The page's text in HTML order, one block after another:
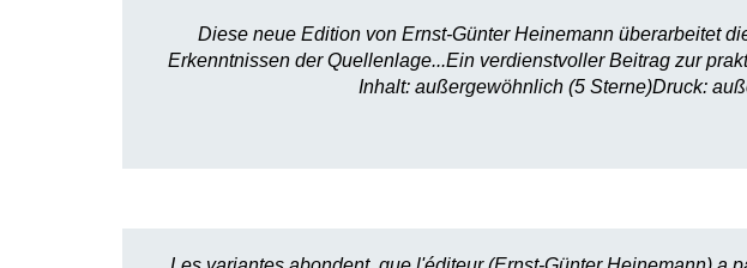
Diese neue Edition von Ernst-Günter Heinemann überarbeitet
Erkenntnissen der Quellenlage...Ein verdienstvoller Beitrag zur
Inhalt: außergewöhnlich (5 Sterne)Druck: